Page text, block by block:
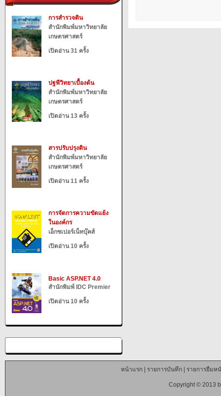
การสำรวจดิน
สำนักพิมพ์มหาวิทยาลัย
เกษตรศาสตร์
เปิดอ่าน 31 ครั้ง
ปฐพีวิทยาเบื้องต้น
สำนักพิมพ์มหาวิทยาลัย
เกษตรศาสตร์
เปิดอ่าน 13 ครั้ง
สารปรับปรุงดิน
สำนักพิมพ์มหาวิทยาลัย
เกษตรศาสตร์
เปิดอ่าน 11 ครั้ง
การจัดการความขัดแย้ง
ในองค์กร
เอ็กซเปอร์เน็ทบุ๊คส์
เปิดอ่าน 10 ครั้ง
Basic ASP.NET 4.0
สำนักพิมพ์ IDC Premier
เปิดอ่าน 10 ครั้ง
หน้าแรก| รายการบันทึก| รายการยืมห
Copyright © 2013